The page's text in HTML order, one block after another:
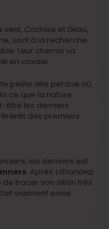
Cochise et Gilou,
sont à la recherche
Leur chemin va
en cavale.
petite ville perdue où
ce que la nature
être les derniers
des premiers.
les derniers est
. Après Ultranova,
de tracer son sillon très
vraiment envie.